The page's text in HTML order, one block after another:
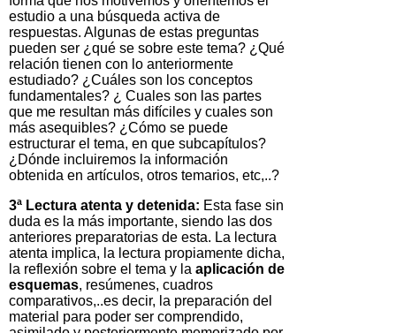
estudio a una búsqueda activa de
respuestas. Algunas de estas preguntas
pueden ser ¿qué se sobre este tema? ¿Qué
relación tienen con lo anteriormente
estudiado? ¿Cuáles son los conceptos
fundamentales? ¿ Cuales son las partes
que me resultan más difíciles y cuales son
más asequibles? ¿Cómo se puede
estructurar el tema, en que subcapítulos?
¿Dónde incluiremos la información
obtenida en artículos, otros temarios, etc,..?
3ª Lectura atenta y detenida: Esta fase sin
duda es la más importante, siendo las dos
anteriores preparatorias de esta. La lectura
atenta implica, la lectura propiamente dicha,
la reflexión sobre el tema y la aplicación de
esquemas, resúmenes, cuadros
comparativos,..es decir, la preparación del
material para poder ser comprendido,